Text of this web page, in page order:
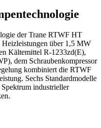
der Trane RTWF HT
über 1,5 MW
Kältemittel R-1233zd(E),
dem Schraubenkompressor
kombiniert die RTWF
Sechs Standardmodelle
industrieller